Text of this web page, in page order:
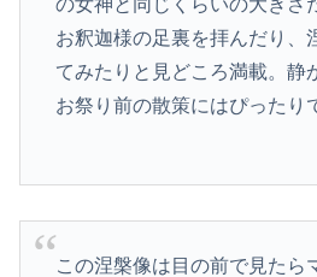
の女神と同じくらいの大きさ
お釈迦様の足裏を拝んだり、
てみたりと見どころ満載。静
お祭り前の散策にはぴったり
この涅槃像は目の前で見たら